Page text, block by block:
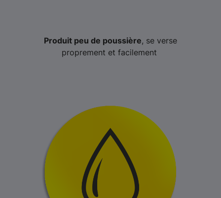
Produit peu de poussière, se verse
proprement et facilement